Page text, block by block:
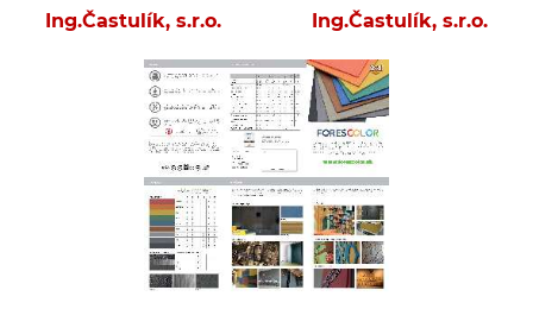
Ing.Častulík, s.r.o. Ing.Častulík, s.r.o.